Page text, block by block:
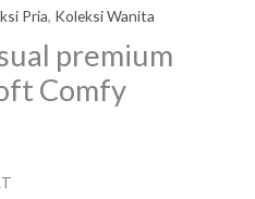
Pria, Koleksi Wanita
premium
Comfy